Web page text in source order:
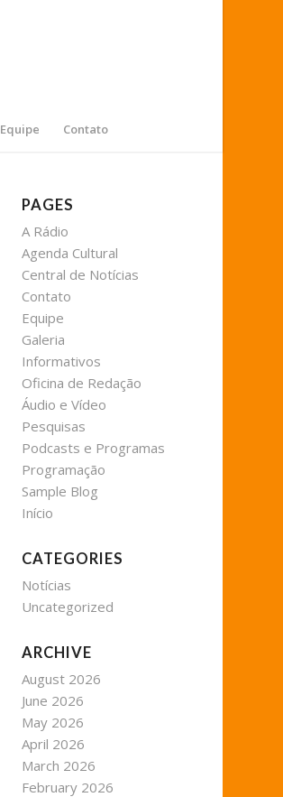
Equipe Contato
PAGES
A Rádio
Agenda Cultural
Central de Notícias
Contato
Equipe
Galeria
Informativos
Oficina de Redação
Áudio e Vídeo
Pesquisas
Podcasts e Programas
Programação
Sample Blog
Início
CATEGORIES
Notícias
Uncategorized
ARCHIVE
August 2026
June 2026
May 2026
April 2026
March 2026
February 2026